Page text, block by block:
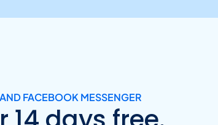
FACEBOOK MESSENGER